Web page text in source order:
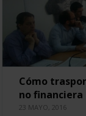
Cómo
no financiera
23 MAYO, 2016